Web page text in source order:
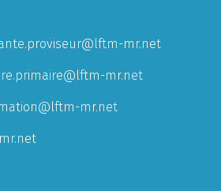
mr.net
mr.net
mr.net